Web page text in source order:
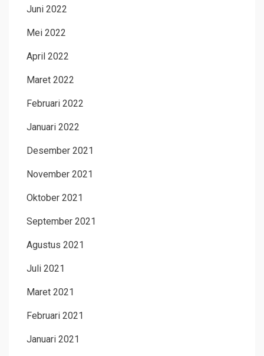
Juni 2022
Mei 2022
April 2022
Maret 2022
Februari 2022
Januari 2022
Desember 2021
November 2021
Oktober 2021
September 2021
Agustus 2021
Juli 2021
Maret 2021
Februari 2021
Januari 2021